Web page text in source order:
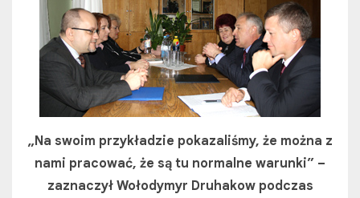
„Na swoim przykładzie pokazaliśmy, że można z
nami pracować, że są tu normalne warunki” –
zaznaczył Wołodymyr Druhakow podczas